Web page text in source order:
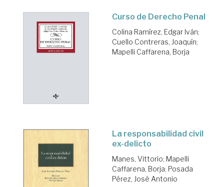
Curso de Derecho Penal
Colina Ramírez, Edgar Iván;
Cuello Contreras, Joaquín;
Mapelli Caffarena, Borja
La responsabilidad civil
ex-delicto
Manes, Vittorio; Mapelli
Caffarena, Borja; Posada
Pérez, José Antonio